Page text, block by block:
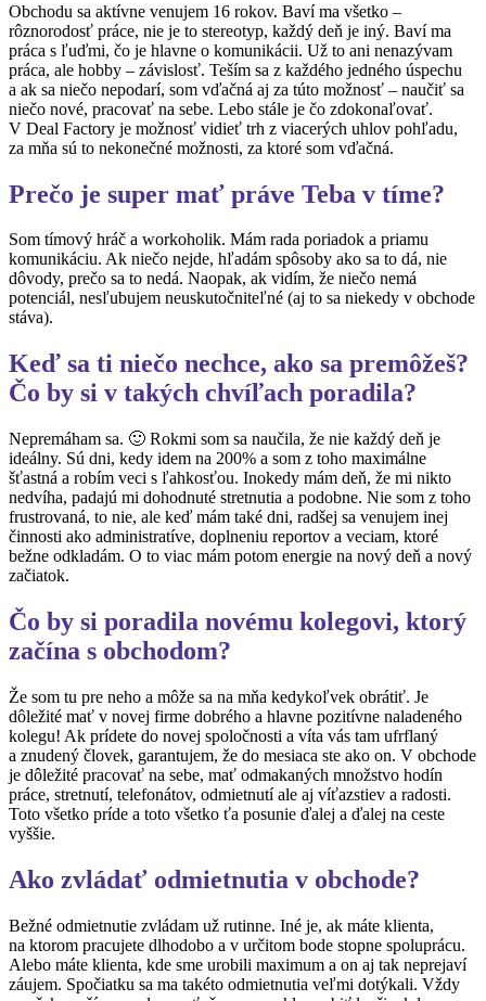
Obchodu sa aktívne venujem 16 rokov. Baví ma všetko –
rôznorodosť práce, nie je to stereotyp, každý deň je iný. Baví ma
práca s ľuďmi, čo je hlavne o komunikácii. Už to ani nenazývam
práca, ale hobby – závislosť. Teším sa z každého jedného úspechu
a ak sa niečo nepodarí, som vďačná aj za túto možnosť – naučiť sa
niečo nové, pracovať na sebe. Lebo stále je čo zdokonaľovať.
V Deal Factory je možnosť vidieť trh z viacerých uhlov pohľadu,
za mňa sú to nekonečné možnosti, za ktoré som vďačná.
Prečo je super mať práve Teba v tíme?
Som tímový hráč a workoholik. Mám rada poriadok a priamu
komunikáciu. Ak niečo nejde, hľadám spôsoby ako sa to dá, nie
dôvody, prečo sa to nedá. Naopak, ak vidím, že niečo nemá
potenciál, nesľubujem neuskutočniteľné (aj to sa niekedy v obchode
stáva).
Keď sa ti niečo nechce, ako sa premôžeš?
Čo by si v takých chvíľach poradila?
Nepremáham sa. 🙂 Rokmi som sa naučila, že nie každý deň je
ideálny. Sú dni, kedy idem na 200% a som z toho maximálne
šťastná a robím veci s ľahkosťou. Inokedy mám deň, že mi nikto
nedvíha, padajú mi dohodnuté stretnutia a podobne. Nie som z toho
frustrovaná, to nie, ale keď mám také dni, radšej sa venujem inej
činnosti ako administratíve, doplneniu reportov a veciam, ktoré
bežne odkladám. O to viac mám potom energie na nový deň a nový
začiatok.
Čo by si poradila novému kolegovi, ktorý
začína s obchodom?
Že som tu pre neho a môže sa na mňa kedykoľvek obrátiť. Je
dôležité mať v novej firme dobrého a hlavne pozitívne naladeného
kolegu! Ak prídete do novej spoločnosti a víta vás tam ufrflaný
a znudený človek, garantujem, že do mesiaca ste ako on. V obchode
je dôležité pracovať na sebe, mať odmakaných množstvo hodín
práce, stretnutí, telefonátov, odmietnutí ale aj víťazstiev a radosti.
Toto všetko príde a toto všetko ťa posunie ďalej a ďalej na ceste
vyššie.
Ako zvládať odmietnutia v obchode?
Bežné odmietnutie zvládam už rutinne. Iné je, ak máte klienta,
na ktorom pracujete dlhodobo a v určitom bode stopne spoluprácu.
Alebo máte klienta, kde sme urobili maximum a on aj tak neprejaví
záujem. Spočiatku sa ma takéto odmietnutia veľmi dotýkali. Vždy